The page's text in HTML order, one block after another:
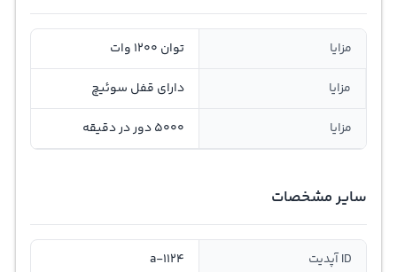
مزایا توان 1200 وات
مزایا دارای قفل سوئیچ
مزایا 5000 دور در دقیقه
سایر مشخصات
ID آپدیت a-1124